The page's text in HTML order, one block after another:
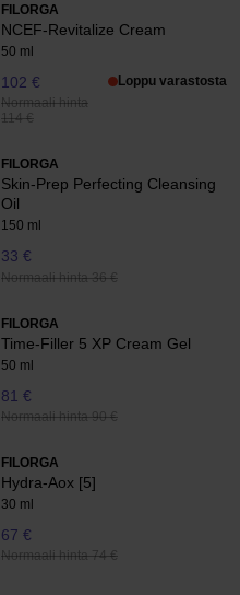
FILORGA
NCEF-Revitalize Cream
50 ml
102 €
Normaali hinta
114 €
Loppu varastosta
FILORGA
Skin-Prep Perfecting Cleansing
Oil
150 ml
33 €
Normaali hinta 36 €
FILORGA
Time-Filler 5 XP Cream Gel
50 ml
81 €
Normaali hinta 90 €
FILORGA
Hydra-Aox [5]
30 ml
67 €
Normaali hinta 74 €